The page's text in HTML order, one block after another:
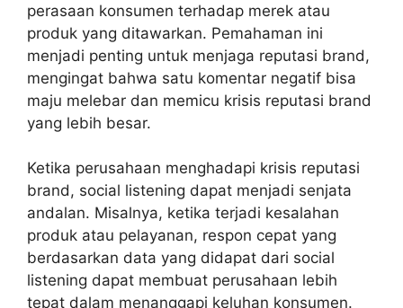
perasaan konsumen terhadap merek atau
produk yang ditawarkan. Pemahaman ini
menjadi penting untuk menjaga reputasi brand,
mengingat bahwa satu komentar negatif bisa
maju melebar dan memicu krisis reputasi brand
yang lebih besar.
Ketika perusahaan menghadapi krisis reputasi
brand, social listening dapat menjadi senjata
andalan. Misalnya, ketika terjadi kesalahan
produk atau pelayanan, respon cepat yang
berdasarkan data yang didapat dari social
listening dapat membuat perusahaan lebih
tepat dalam menanggapi keluhan konsumen.